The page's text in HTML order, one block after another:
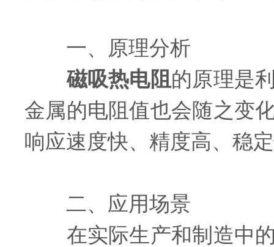
一、原理分析
磁吸热电阻 的原理是
金属的电阻值也会随之变
响应速度快、精度高、稳
二、应用场景
在实际生产和制造中的